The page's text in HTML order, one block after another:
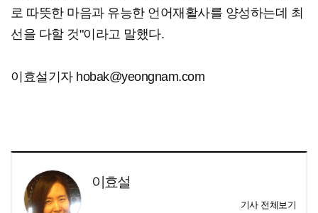
로 따뜻한 마음과 유능한 언어재활사를 양성하는데 최
선을 다할 것"이라고 말했다.
이효설기자 hobak@yeongnam.com
이효설
기사 전체보기